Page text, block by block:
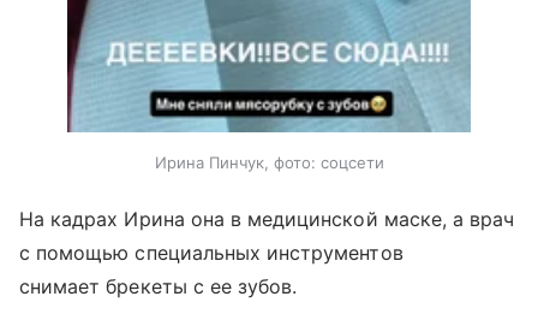
Ирина Пинчук, фото: соцсети
На кадрах Ирина она в медицинской маске, а врач
с помощью специальных инструментов
снимает брекеты с ее зубов.